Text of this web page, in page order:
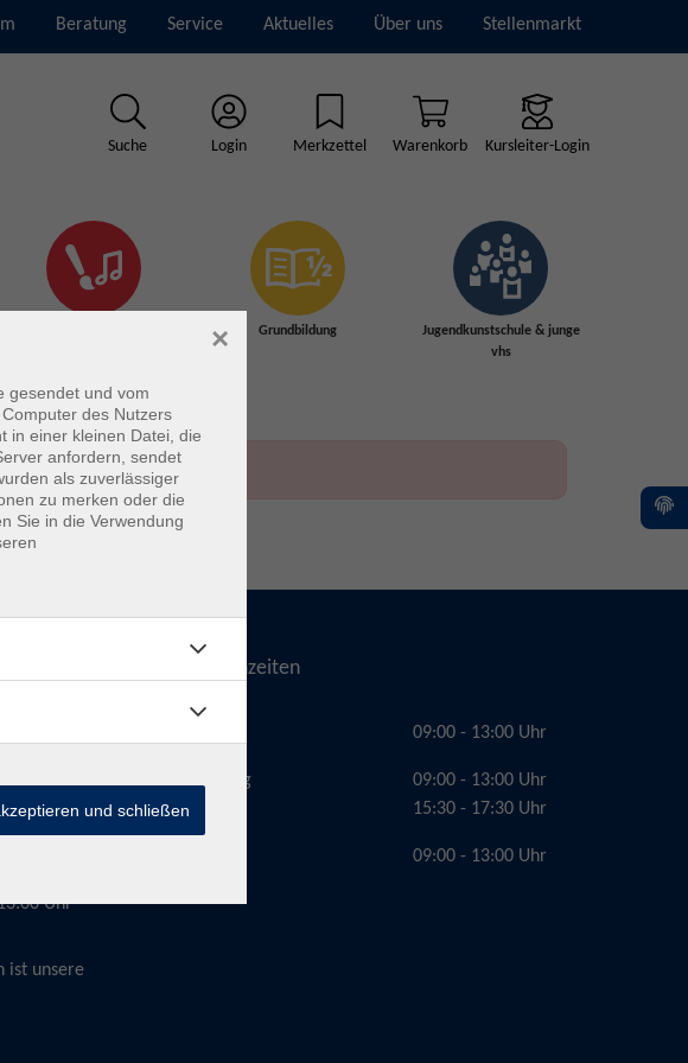
Beratung Service Aktuelles Über uns Stellenmarkt
Suche Login Merkzettel Warenkorb Kursleiter-Login
Grundbildung
Jugendkunstschule & junge
vhs
Uhr
Uhr
ist unsere
Telefonzeiten
Dienstag
09:00 - 13:00 Uhr
09:00 - 13:00 Uhr
15:30 - 17:30 Uhr
09:00 - 13:00 Uhr
gesendet und vom
des Nutzers
in einer kleinen Datei, die
anfordern, sendet
als zuverlässiger
zu merken oder die
Sie in die Verwendung
×
und schließen